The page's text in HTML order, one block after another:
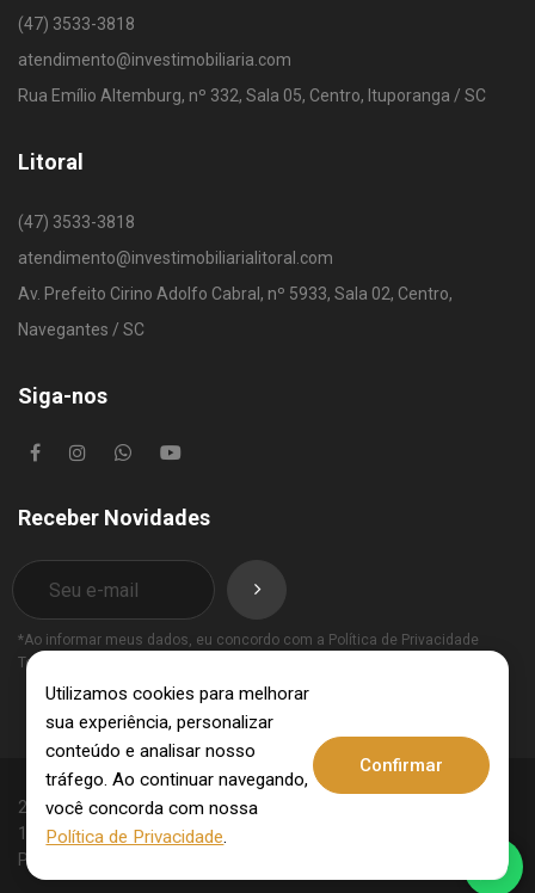
(47) 3533-3818
atendimento@investimobiliaria.com
Rua Emílio Altemburg, nº 332, Sala 05, Centro, Ituporanga / SC
Litoral
(47) 3533-3818
atendimento@investimobiliarialitoral.com
Av. Prefeito Cirino Adolfo Cabral, nº 5933, Sala 02, Centro,
Navegantes / SC
Siga-nos
Receber Novidades
*Ao informar meus dados, eu concordo com a Política de Privacidade
Termos de Uso
2025 © Invest Imobiliária - CRECI: 10062-J - CNPJ:
15.831.309/0001-09. Todos os direitos reservados.
Política de Privacidade
Utilizamos cookies para melhorar
sua experiência, personalizar
conteúdo e analisar nosso
tráfego. Ao continuar navegando,
você concorda com nossa
Política de Privacidade.
Confirmar